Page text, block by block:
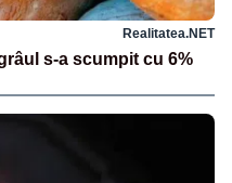
Realitatea.NET
s-a scumpit cu 6%